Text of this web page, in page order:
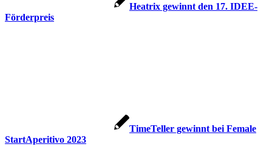
Heatrix gewinnt den 17. IDEE-
Förderpreis
TimeTeller gewinnt bei Female
StartAperitivo 2023